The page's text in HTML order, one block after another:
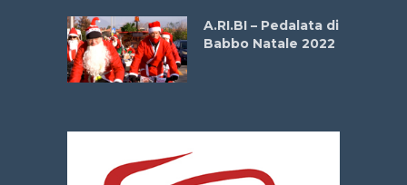
A.RI.BI – Pedalata di
Babbo Natale 2022